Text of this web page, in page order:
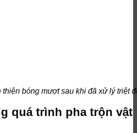
thiện bóng mượt sau khi đã xử lý triệt
quá trình pha trộn vật